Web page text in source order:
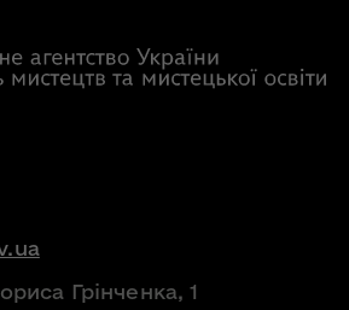
Грінченка, 1